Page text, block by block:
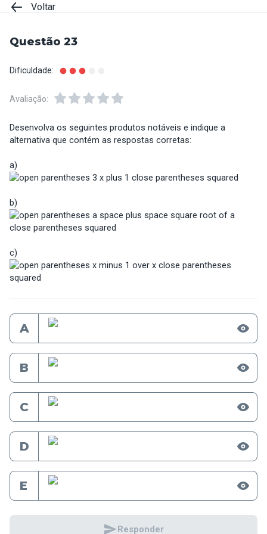
Voltar
Questão 23
Dificuldade:
Avaliação:
Desenvolva os seguintes produtos notáveis e indique a
alternativa que contém as respostas corretas:
a)
b)
c)
A
B
C
D
E
Responder